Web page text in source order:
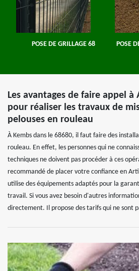
POSE DE GRILLAGE 68
POSE
Les avantages de faire appel à
pour réaliser les travaux de
pelouses en rouleau
À Kembs dans le 68680, il faut faire des
rouleau. En effet, les personnes qui ne
techniques ne doivent pas procéder à ces
recommandé de placer votre confiance en
utilise des équipements adaptés pour la
travail. Si vous avez besoin d'autres
directement. Il propose des tarifs qui ne sont